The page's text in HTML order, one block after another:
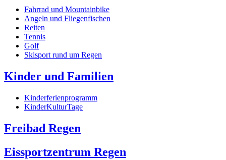
Fahrrad und Mountainbike
Angeln und Fliegenfischen
Reiten
Tennis
Golf
Skisport rund um Regen
Kinder und Familien
Kinderferienprogramm
KinderKulturTage
Freibad Regen
Eissportzentrum Regen